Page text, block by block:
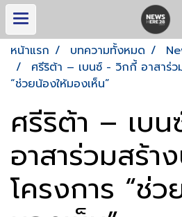
หน้าแรก บทความทั้งหมด
ศรีริต้า – เบนซ์ - วิกกี้ อาสาร่ว
“ช่วยน้องให้มองเห็น”
ศรีริต้า – เบ
อาสาร่วมสร้า
โครงการ “ช่